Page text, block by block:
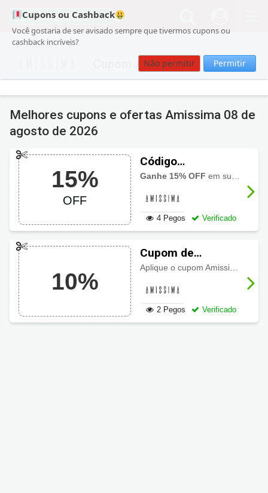
Cupons ou Cashback
Você gostaria de ser avisado sempre que tivermos cupons ou
cashback incríveis?
Não permitir Permitir
Cupom Amissima
Melhores cupons e ofertas Amissima 08 de
agosto de 2026
15%
OFF
Código
Promocional
Ganhe 15% OFF em sua
4 Pegos Verificado
10%
Cupom de
desconto
Aplique o cupom Amissima 10% em sua primeira compra no check-out. Válido para todo site.
2 Pegos Verificado